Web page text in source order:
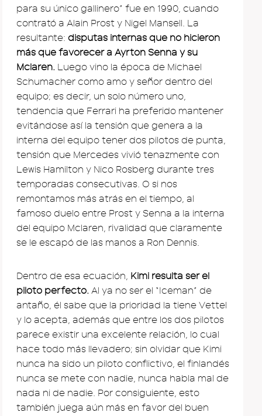
para su único gallinero” fue en 1990, cuando
contrató a Alain Prost y Nigel Mansell. La
resultante: disputas internas que no hicieron
más que favorecer a Ayrton Senna y su
Mclaren. Luego vino la época de Michael
Schumacher como amo y señor dentro del
equipo; es decir, un solo número uno,
tendencia que Ferrari ha preferido mantener
evitándose así la tensión que genera a la
interna del equipo tener dos pilotos de punta,
tensión que Mercedes vivió tenazmente con
Lewis Hamilton y Nico Rosberg durante tres
temporadas consecutivas. O si nos
remontamos más atrás en el tiempo, al
famoso duelo entre Prost y Senna a la interna
del equipo Mclaren, rivalidad que claramente
se le escapó de las manos a Ron Dennis.
Dentro de esa ecuación, Kimi resulta ser el
piloto perfecto. Al ya no ser el “Iceman” de
antaño, él sabe que la prioridad la tiene Vettel
y lo acepta, además que entre los dos pilotos
parece existir una excelente relación, lo cual
hace todo más llevadero; sin olvidar que Kimi
nunca ha sido un piloto conflictivo, el finlandés
nunca se mete con nadie, nunca habla mal de
nada ni de nadie. Por consiguiente, esto
también juega aún más en favor del buen